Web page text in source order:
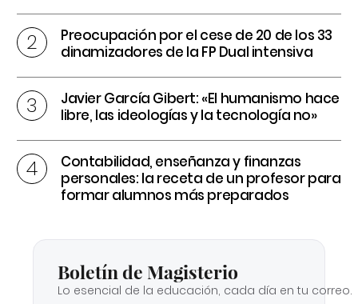
Preocupación por el cese de 20 de los 33
dinamizadores de la FP Dual intensiva
Javier García Gibert: «El humanismo hace
libre, las ideologías y la tecnología no»
Contabilidad, enseñanza y finanzas
personales: la receta de un profesor para
formar alumnos más preparados
Boletín de Magisterio
Lo esencial de la educación, cada día en tu correo.